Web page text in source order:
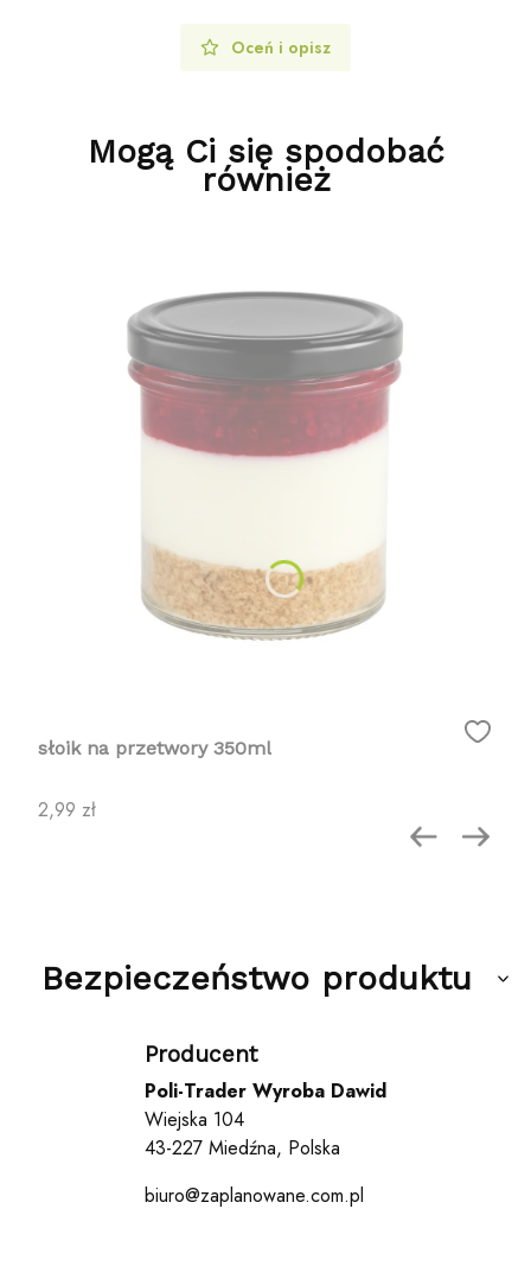
Oceń i opisz
Mogą Ci się spodobać
również
słoik na przetwory 350ml
Cena
2,99 zł
Bezpieczeństwo produktu
Producent
Poli-Trader Wyroba Dawid
Wiejska 104
43-227 Miedźna, Polska
biuro@zaplanowane.com.pl